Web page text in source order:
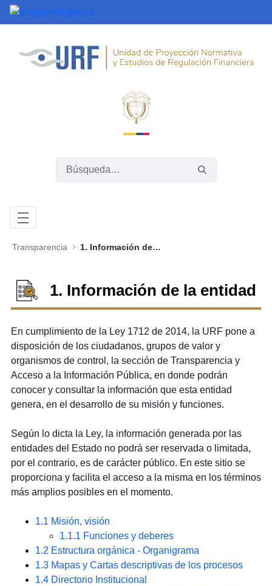
Saltar al contenido principal
Transparencia 1. Información de la entidad
1. Información de la entidad
En cumplimiento de la Ley 1712 de 2014, la URF pone a
disposición de los ciudadanos, grupos de valor y
organismos de control, la sección de Transparencia y
Acceso a la Información Pública, en donde podrán
conocer y consultar la información que esta entidad
genera, en el desarrollo de su misión y funciones.
Según lo dicta la Ley, la información generada por las
entidades del Estado no podrá ser reservada o limitada,
por el contrario, es de carácter público. En este sitio se
proporciona y facilita el acceso a la misma en los términos
más amplios posibles en el momento.
1.1 Misión, visión
1.1.1 Funciones y deberes
1.2 Estructura orgánica - Organigrama
1.3 Mapas y Cartas descriptivas de los procesos
1.4 Directorio Institucional